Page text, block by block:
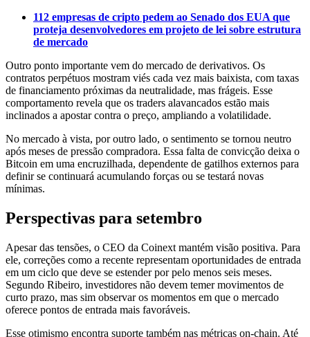
112 empresas de cripto pedem ao Senado dos EUA que
proteja desenvolvedores em projeto de lei sobre estrutura
de mercado
Outro ponto importante vem do mercado de derivativos. Os
contratos perpétuos mostram viés cada vez mais baixista, com taxas
de financiamento próximas da neutralidade, mas frágeis. Esse
comportamento revela que os traders alavancados estão mais
inclinados a apostar contra o preço, ampliando a volatilidade.
No mercado à vista, por outro lado, o sentimento se tornou neutro
após meses de pressão compradora. Essa falta de convicção deixa o
Bitcoin em uma encruzilhada, dependente de gatilhos externos para
definir se continuará acumulando forças ou se testará novas
mínimas.
Perspectivas para setembro
Apesar das tensões, o CEO da Coinext mantém visão positiva. Para
ele, correções como a recente representam oportunidades de entrada
em um ciclo que deve se estender por pelo menos seis meses.
Segundo Ribeiro, investidores não devem temer movimentos de
curto prazo, mas sim observar os momentos em que o mercado
oferece pontos de entrada mais favoráveis.
Esse otimismo encontra suporte também nas métricas on-chain. Até